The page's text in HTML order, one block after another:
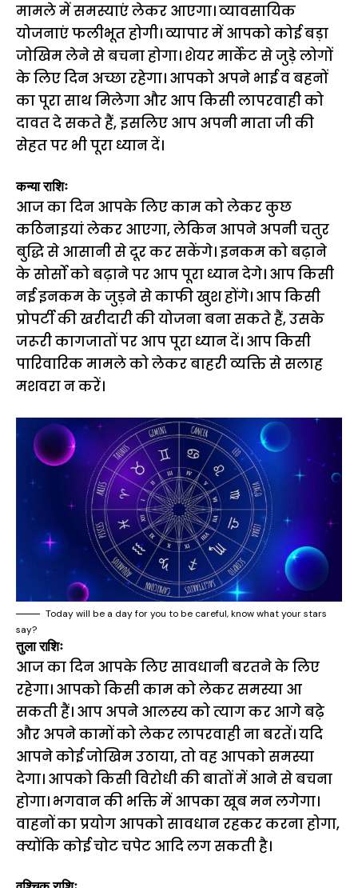
मामले में समस्याएं लेकर आएगा। व्यावसायिक
योजनाएं फलीभूत होगी। व्यापार में आपको कोई बड़ा
जोखिम लेने से बचना होगा। शेयर मार्केट से जुड़े लोगों
के लिए दिन अच्छा रहेगा। आपको अपने भाई व बहनों
का पूरा साथ मिलेगा और आप किसी लापरवाही को
दावत दे सकते हैं, इसलिए आप अपनी माता जी की
सेहत पर भी पूरा ध्यान दें।
कन्या राशिः
आज का दिन आपके लिए काम को लेकर कुछ
कठिनाइयां लेकर आएगा, लेकिन आपने अपनी चतुर
बुद्धि से आसानी से दूर कर सकेंगे। इनकम को बढ़ाने
के सोर्सो को बढ़ाने पर आप पूरा ध्यान देगे। आप किसी
नई इनकम के जुड़ने से काफी खुश होंगे। आप किसी
प्रोपर्टी की खरीदारी की योजना बना सकते हैं, उसके
जरूरी कागजातों पर आप पूरा ध्यान दें। आप किसी
पारिवारिक मामले को लेकर बाहरी व्यक्ति से सलाह
मशवरा न करें।
Today will be a day for you to be careful, know what your stars
say?
तुला राशिः
आज का दिन आपके लिए सावधानी बरतने के लिए
रहेगा। आपको किसी काम को लेकर समस्या आ
सकती हैं। आप अपने आलस्य को त्याग कर आगे बढ़े
और अपने कामों को लेकर लापरवाही ना बरतें। यदि
आपने कोई जोखिम उठाया, तो वह आपको समस्या
देगा। आपको किसी विरोधी की बातों में आने से बचना
होगा। भगवान की भक्ति में आपका खूब मन लगेगा।
वाहनों का प्रयोग आपको सावधान रहकर करना होगा,
क्योंकि कोई चोट चपेट आदि लग सकती है।